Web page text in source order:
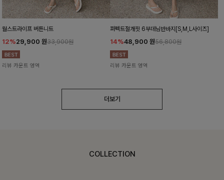
월스트라이프 버튼니트
12%29,900 원33,900원
리뷰 카운트 영역
퍼펙트절개핏 6부데님반바지[S,M,L사이즈]
14%48,900 원56,800원
리뷰 카운트 영역
더보기
COLLECTION